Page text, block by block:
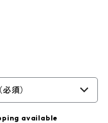
須）
available